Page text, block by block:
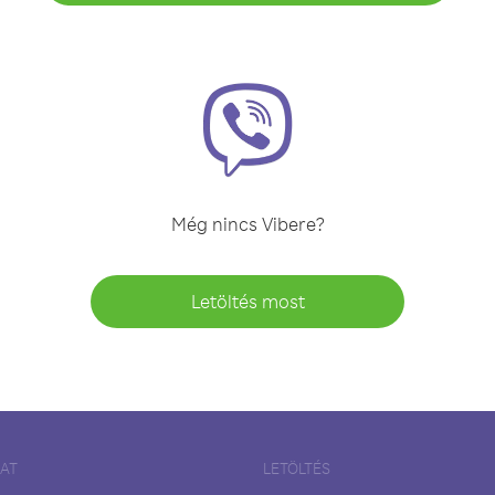
Még nincs Vibere?
Letöltés most
LETÖLTÉS